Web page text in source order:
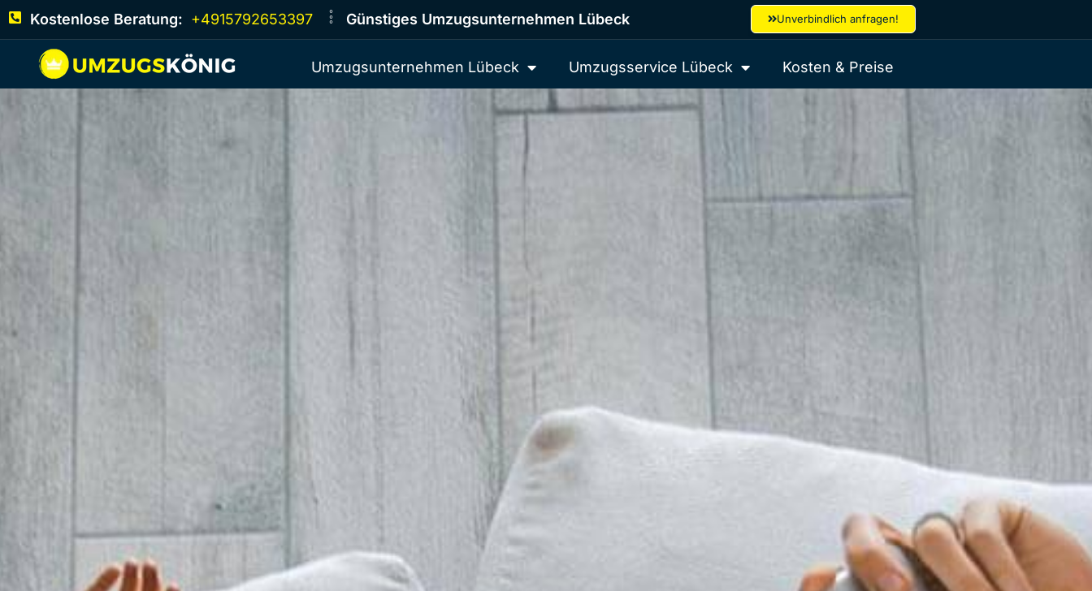
Kostenlose Beratung: +4915792653397 Günstiges Umzugsunternehmen Lübeck Unverbindlich anfragen!
Umzugsunternehmen Lübeck Umzugsservice Lübeck Kosten & Preise